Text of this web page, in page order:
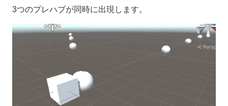
3つのプレハブが同時に出現します。